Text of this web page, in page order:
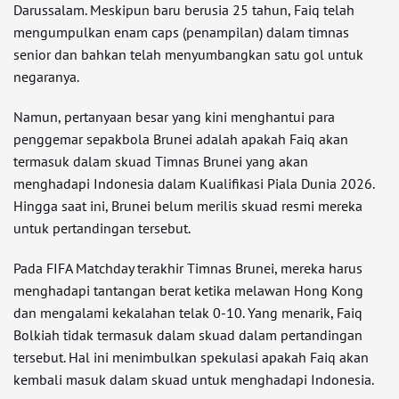
Darussalam. Meskipun baru berusia 25 tahun, Faiq telah
mengumpulkan enam caps (penampilan) dalam timnas
senior dan bahkan telah menyumbangkan satu gol untuk
negaranya.
Namun, pertanyaan besar yang kini menghantui para
penggemar sepakbola Brunei adalah apakah Faiq akan
termasuk dalam skuad Timnas Brunei yang akan
menghadapi Indonesia dalam Kualifikasi Piala Dunia 2026.
Hingga saat ini, Brunei belum merilis skuad resmi mereka
untuk pertandingan tersebut.
Pada FIFA Matchday terakhir Timnas Brunei, mereka harus
menghadapi tantangan berat ketika melawan Hong Kong
dan mengalami kekalahan telak 0-10. Yang menarik, Faiq
Bolkiah tidak termasuk dalam skuad dalam pertandingan
tersebut. Hal ini menimbulkan spekulasi apakah Faiq akan
kembali masuk dalam skuad untuk menghadapi Indonesia.